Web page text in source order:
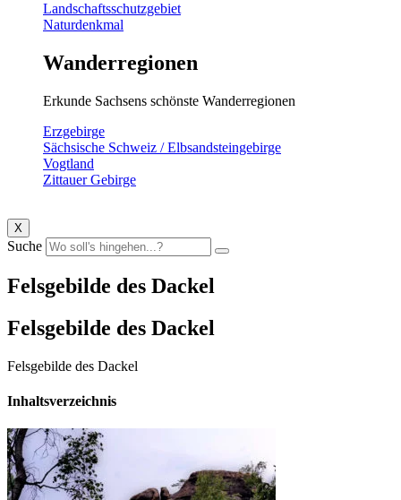
Landschaftsschutzgebiet
Naturdenkmal
Wanderregionen
Erkunde Sachsens schönste Wanderregionen
Erzgebirge
Sächsische Schweiz / Elbsandsteingebirge
Vogtland
Zittauer Gebirge
X
Suche
Felsgebilde des Dackel
Felsgebilde des Dackel
Felsgebilde des Dackel
Inhaltsverzeichnis